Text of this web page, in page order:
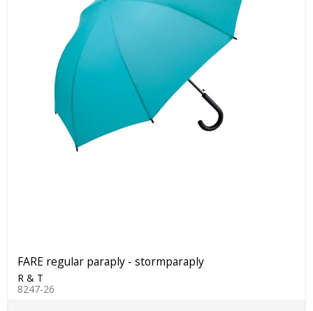
FARE regular paraply - stormparaply
R & T
8247-26